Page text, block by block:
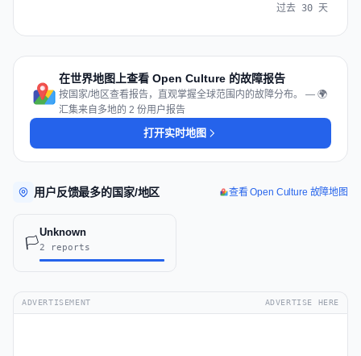
过去 30 天
在世界地图上查看 Open Culture 的故障报告
按国家/地区查看报告，直观掌握全球范围内的故障分布。 — 🌍
汇集来自多地的 2 份用户报告
打开实时地图
用户反馈最多的国家/地区 查看 Open Culture 故障地图
🏳️
Unknown
2 reports
ADVERTISEMENT ADVERTISE HERE